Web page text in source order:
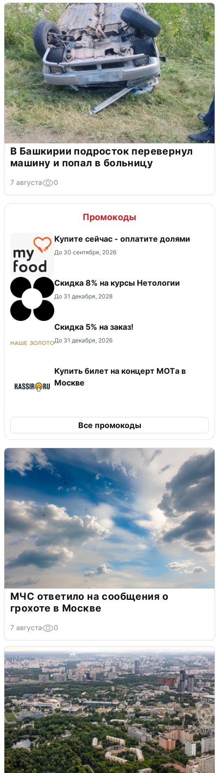
В Башкирии подросток перевернул
машину и попал в больницу
7 августа 0
Промокоды
Купите сейчас - оплатите долями
До 30 сентября, 2026
Скидка 8% на курсы Нетологии
До 31 декабря, 2028
Скидка 5% на заказ!
До 31 декабря, 2026
Купить билет на концерт MOTа в
Москве
Все промокоды
МЧС ответило на сообщения о
грохоте в Москве
7 августа 0